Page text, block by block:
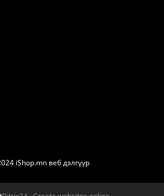
iShop.mn веб дэлгүүр